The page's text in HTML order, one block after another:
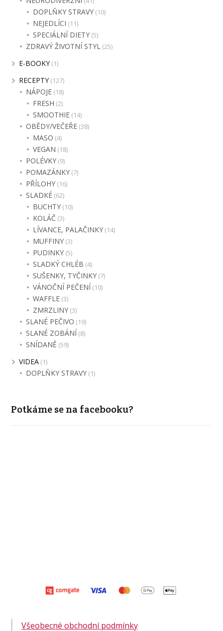
DOPLŇKY STRAVY (10)
NEJEDLÍCI (11)
SPECIÁLNÍ DIETY (5)
ZDRAVÝ ŽIVOTNÍ STYL (25)
E-BOOKY(1)
RECEPTY(127)
NÁPOJE (18)
FRESH (2)
SMOOTHIE (14)
OBĚDY/VEČEŘE (38)
MASO (4)
VEGAN (18)
POLÉVKY (9)
POMAZÁNKY (7)
PŘÍLOHY (16)
SLADKÉ (62)
BUCHTY (10)
KOLÁČ (3)
LÍVANCE, PALAČINKY (14)
MUFFINY (3)
PUDINKY (5)
SLADKÝ CHLÉB (4)
SUŠENKY, TYČINKY (7)
VÁNOČNÍ PEČENÍ (10)
WAFFLE (3)
ZMRZLINY (3)
SLANÉ PEČIVO (19)
SLANÉ ZOBÁNÍ (8)
SNÍDANĚ (59)
VIDEA (1)
DOPLŇKY STRAVY (1)
Potkáme se na facebooku?
Všeobecné obchodní podmínky